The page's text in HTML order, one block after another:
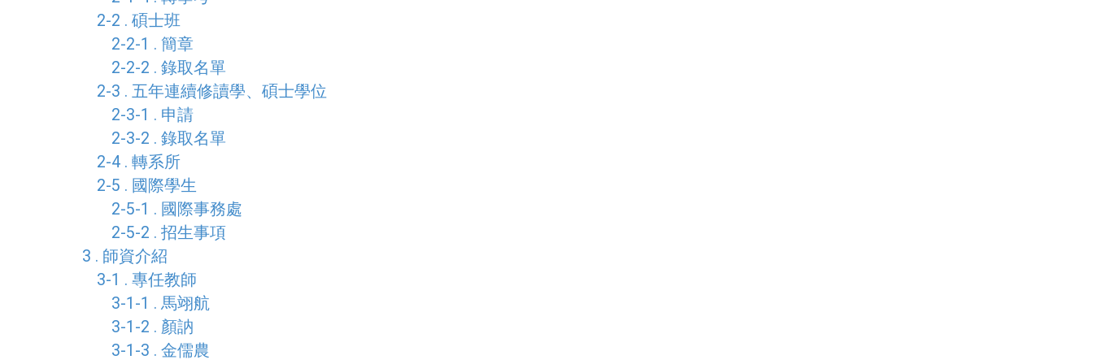
2-2 . 碩士班
2-2-1 . 簡章
2-2-2 . 錄取名單
2-3 . 五年連續修讀學、碩士學位
2-3-1 . 申請
2-3-2 . 錄取名單
2-4 . 轉系所
2-5 . 國際學生
2-5-1 . 國際事務處
2-5-2 . 招生事項
3 . 師資介紹
3-1 . 專任教師
3-1-1 . 馬翊航
3-1-2 . 顏訥
3-1-3 . 金儒農